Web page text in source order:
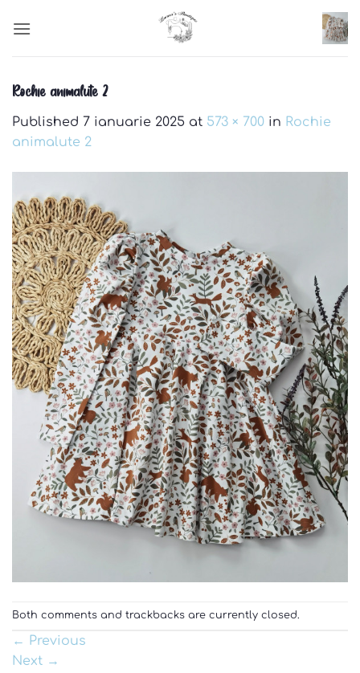
Rochie animalute 2
Published 7 ianuarie 2025 at 573 × 700 in Rochie
animalute 2
Both comments and trackbacks are currently closed.
← Previous
Next →